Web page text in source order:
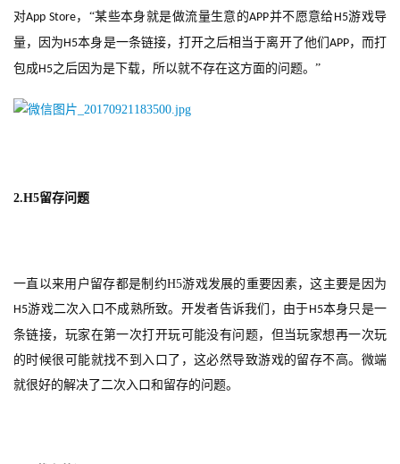
手
机
戏
戏
游
戏
2
0
对App Store，“某些本身就是做流量生意的APP并不愿意给H5游戏导
量，因为H5本身是一条链接，打开之后相当于离开了他们 APP，而打
包成H5之后因为是下载，所以就不存在这方面的问题。”
2.H5留存问题
一直以来用户留存都是制约H5游戏发展的重要因素，这主要是因为
H5游戏二次入口不成熟所致。开发者告诉我们，由于H5本身只是一
条链接，玩家在第一次打开玩可能没有问题，但当玩家想再一次玩
的时候很可能就找不到入口了，这必然导致游戏的留存不高。微端
就很好的解决了二次入口和留存的问题。